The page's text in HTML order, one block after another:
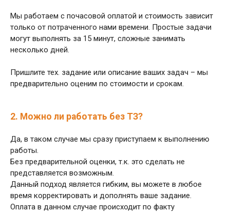
Мы работаем с почасовой оплатой и стоимость зависит
только от потраченного нами времени. Простые задачи
могут выполнять за 15 минут, сложные занимать
несколько дней.
Пришлите тех. задание или описание ваших задач – мы
предварительно оценим по стоимости и срокам.
2. Можно ли работать без ТЗ?
Да, в таком случае мы сразу приступаем к выполнению
работы.
Без предварительной оценки, т.к. это сделать не
представляется возможным.
Данный подход является гибким, вы можете в любое
время корректировать и дополнять ваше задание.
Оплата в данном случае происходит по факту